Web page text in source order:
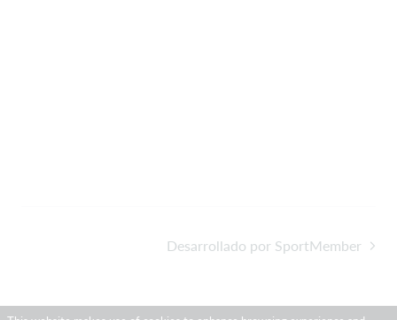
Desarrollado por SportMember